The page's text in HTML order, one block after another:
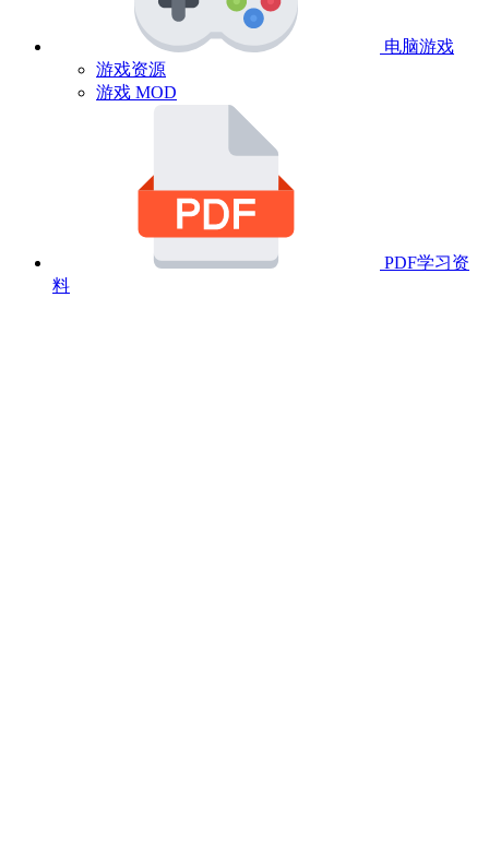
电脑游戏
游戏资源
游戏 MOD
PDF学习资
料